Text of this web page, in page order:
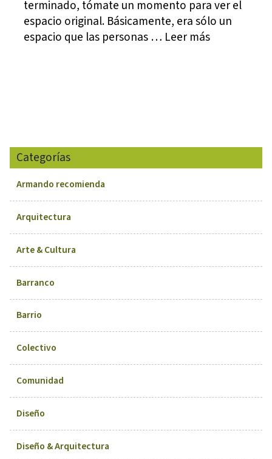
terminado, tómate un momento para ver el
espacio original. Básicamente, era sólo un
espacio que las personas … Leer más
Categorías
Armando recomienda
Arquitectura
Arte & Cultura
Barranco
Barrio
Colectivo
Comunidad
Diseño
Diseño & Arquitectura